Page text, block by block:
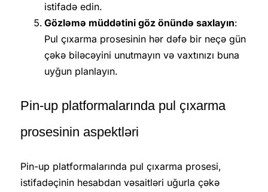
istifadə edin.
Gözləmə müddətini göz önündə saxlayın:
Pul çıxarma prosesinin hər dəfə bir neçə gün
çəkə biləcəyini unutmayın və vaxtınızı buna
uyğun planlayın.
Pin-up platformalarında pul çıxarma
prosesinin aspektləri
Pin-up platformalarında pul çıxarma prosesi,
istifadəçinin hesabdan vəsaitləri uğurla çəkə